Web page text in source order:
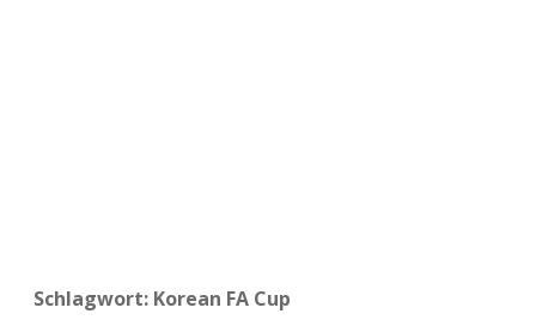
Schlagwort: Korean FA Cup